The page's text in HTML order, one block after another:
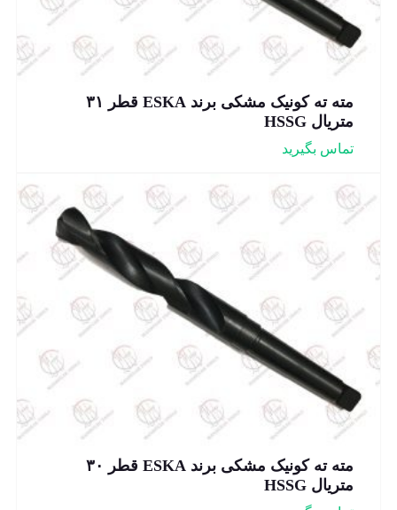
مته ته کونیک مشکی برند ESKA قطر ۳۱
متریال HSSG
تماس بگیرید
مته ته کونیک مشکی برند ESKA قطر ۳۰
متریال HSSG